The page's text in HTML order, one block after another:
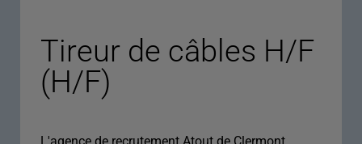
Tireur de câbles H/F
(H/F)